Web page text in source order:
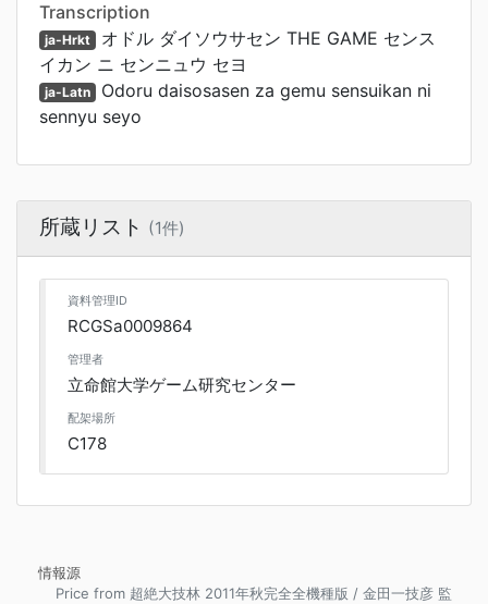
Transcription
ja-Hrkt オドル ダイソウサセン THE GAME センス
イカン ニ センニュウ セヨ
ja-Latn Odoru daisosasen za gemu sensuikan ni
sennyu seyo
所蔵リスト (1件)
資料管理ID
RCGSa0009864
管理者
立命館大学ゲーム研究センター
配架場所
C178
情報源
Price from 超絶大技林 2011年秋完全全機種版 / 金田一技彦 監